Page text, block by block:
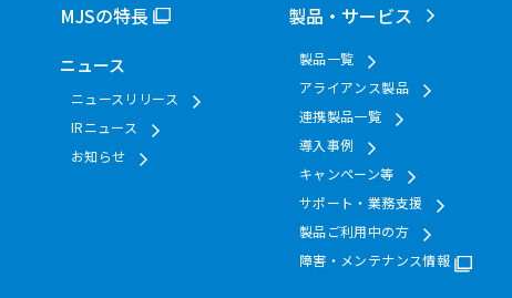
MJSの特長
ニュース
ニュースリリース
IRニュース
お知らせ
製品・サービス
製品一覧
アライアンス製品
連携製品一覧
導入事例
キャンペーン等
サポート・業務支援
製品ご利用中の方
障害・メンテナンス情報